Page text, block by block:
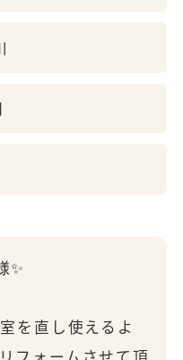
✨
を直し使えるよ